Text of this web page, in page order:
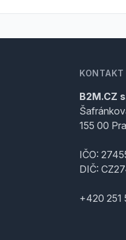
KONTAKT
B2M.CZ
155 00
IČO:
DIČ:
+420 251